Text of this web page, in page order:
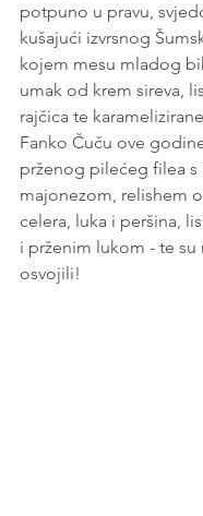
potpuno u pravu,
kušajući izvrsnog
kojem mesu mladog
umak od krem sireva,
rajčica te
Fanko Čuču ove
prženog pilećeg filea s
majonezom, relishem
celera, luka i peršina,
i prženim lukom - te su
osvojili!